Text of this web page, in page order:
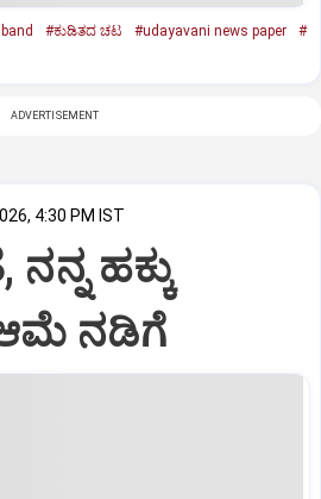
#ಕುಡಿತದ ಚಟ #udayavani news paper
#
ADVERTISEMENT
4:30 PM IST
ಹಕ್ಕು
ನಡಿಗೆ